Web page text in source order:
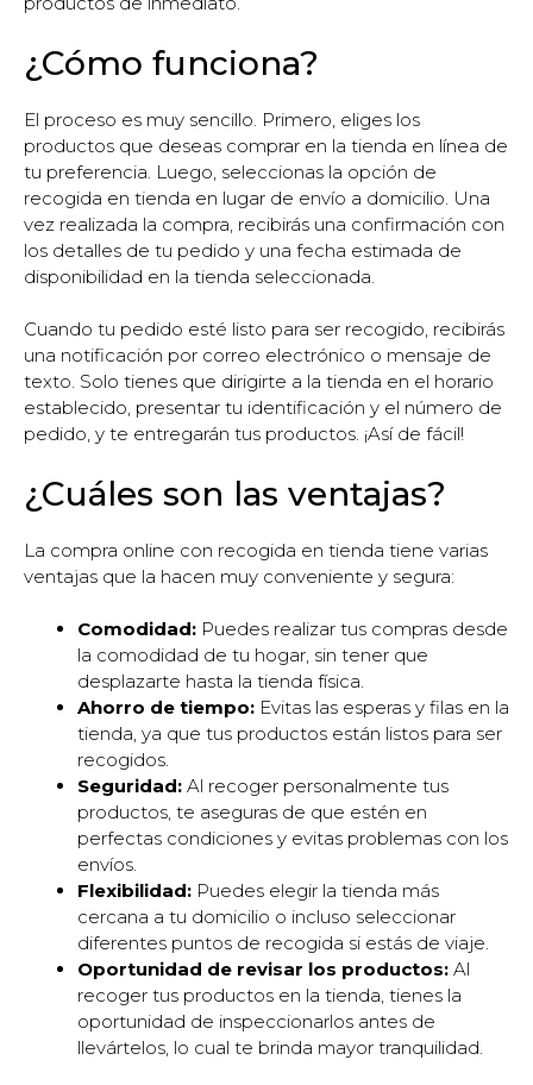
¿Cómo funciona?
El proceso es muy sencillo. Primero, eliges los
productos que deseas comprar en la tienda en línea de
tu preferencia. Luego, seleccionas la opción de
recogida en tienda en lugar de envío a domicilio. Una
vez realizada la compra, recibirás una confirmación con
los detalles de tu pedido y una fecha estimada de
disponibilidad en la tienda seleccionada.
Cuando tu pedido esté listo para ser recogido, recibirás
una notificación por correo electrónico o mensaje de
texto. Solo tienes que dirigirte a la tienda en el horario
establecido, presentar tu identificación y el número de
pedido, y te entregarán tus productos. ¡Así de fácil!
¿Cuáles son las ventajas?
La compra online con recogida en tienda tiene varias
ventajas que la hacen muy conveniente y segura:
Comodidad: Puedes realizar tus compras desde
la comodidad de tu hogar, sin tener que
desplazarte hasta la tienda física.
Ahorro de tiempo: Evitas las esperas y filas en la
tienda, ya que tus productos están listos para ser
recogidos.
Seguridad: Al recoger personalmente tus
productos, te aseguras de que estén en
perfectas condiciones y evitas problemas con los
envíos.
Flexibilidad: Puedes elegir la tienda más
cercana a tu domicilio o incluso seleccionar
diferentes puntos de recogida si estás de viaje.
Oportunidad de revisar los productos: Al
recoger tus productos en la tienda, tienes la
oportunidad de inspeccionarlos antes de
llevártelos, lo cual te brinda mayor tranquilidad.